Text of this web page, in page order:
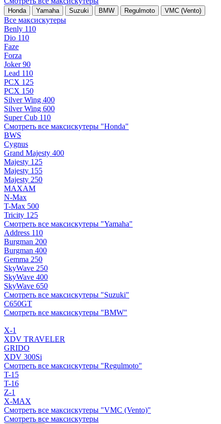
Honda Yamaha Suzuki BMW Regulmoto VMC (Vento)
Все максискутеры
Benly 110
Dio 110
Faze
Forza
Joker 90
Lead 110
PCX 125
PCX 150
Silver Wing 400
Silver Wing 600
Super Cub 110
Смотреть все максискутеры "Honda"
BWS
Cygnus
Grand Majesty 400
Majesty 125
Majesty 155
Majesty 250
MAXAM
N-Max
T-Max 500
Tricity 125
Смотреть все максискутеры "Yamaha"
Address 110
Burgman 200
Burgman 400
Gemma 250
SkyWave 250
SkyWave 400
SkyWave 650
Смотреть все максискутеры "Suzuki"
C650GT
Смотреть все максискутеры "BMW"
X-1
XDV TRAVELER
GRIDO
XDV 300Si
Смотреть все максискутеры "Regulmoto"
T-15
T-16
Z-1
X-MAX
Смотреть все максискутеры "VMC (Vento)"
Смотреть все максискутеры